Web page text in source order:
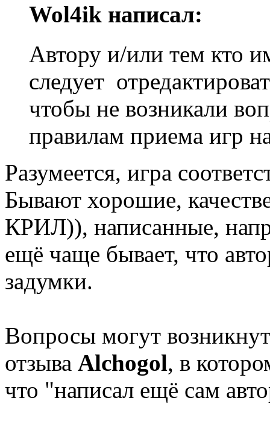
Wol4ik написал:
Автору и/или тем кто
следует
чтобы не возникали
правилам приема игр
Разумеется, игра
Бывают хорошие,
КРИЛ)), написанные,
ещё чаще бывает, что
задумки.
Вопросы могут
отзыва Alchogol, в
что "написал ещё сам